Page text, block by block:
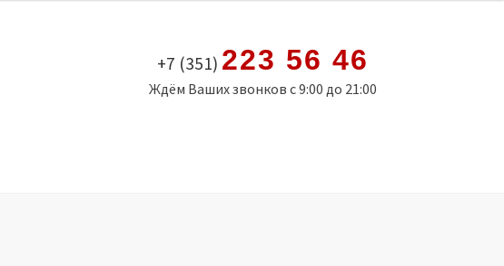
+7 (351) 223 56 46
Ждём Ваших звонков с 9:00 до 21:00